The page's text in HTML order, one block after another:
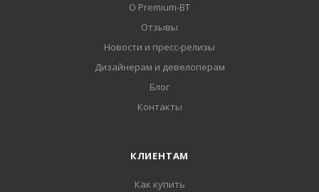
О Premium-BT
Отзывы
Новости и пресс-релизы
Дизайнерам и девелоперам
Блог
Контакты
КЛИЕНТАМ
Как купить